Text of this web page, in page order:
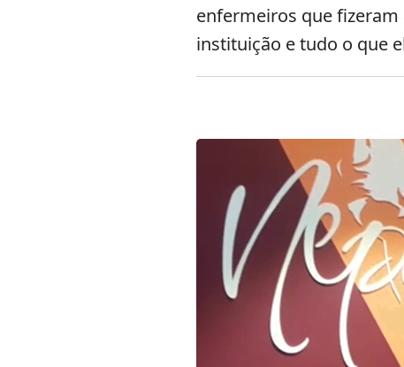
enfermeiros que fizeram
instituição e tudo o que